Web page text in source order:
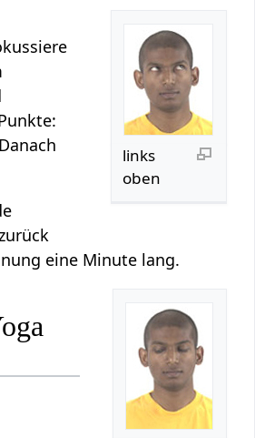
links
oben
eine Minute lang.